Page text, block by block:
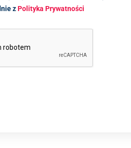
zPolityka Prywatności